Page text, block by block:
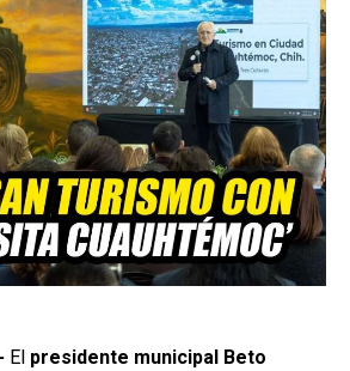
El presidente municipal Beto